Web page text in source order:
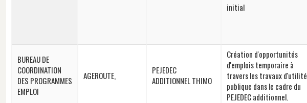
initial
BUREAU DE
COORDINATION
DES PROGRAMMES
EMPLOI
AGEROUTE,
PEJEDEC
ADDITIONNEL THIMO
Création d'opportunités
d'emplois temporaire à
travers les travaux d'utilité
publique dans le cadre du
PEJEDEC additionnel.